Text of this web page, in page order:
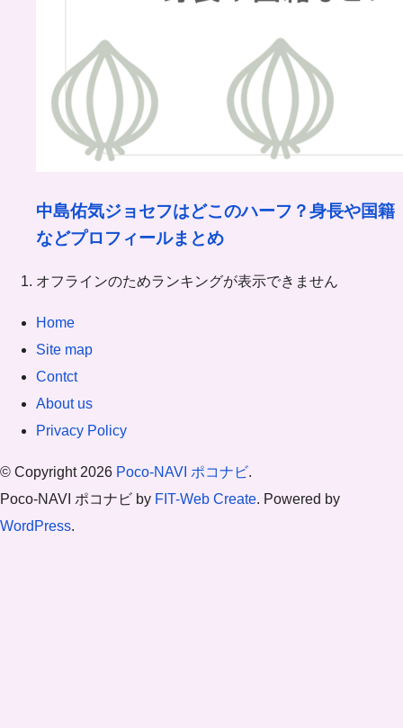
中島佑気ジョセフはどこのハーフ？身長や国籍
などプロフィールまとめ
オフラインのためランキングが表示できません
Home
Site map
Contct
About us
Privacy Policy
© Copyright 2026 Poco-NAVI ポコナビ.
Poco-NAVI ポコナビ by FIT-Web Create. Powered by
WordPress.